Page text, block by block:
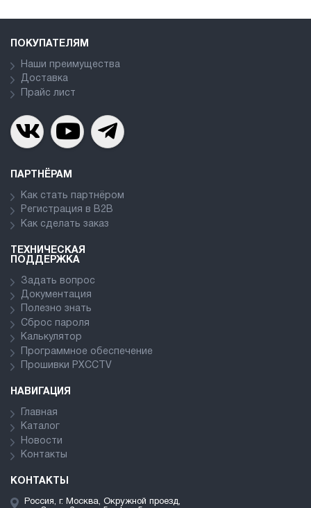
ПОКУПАТЕЛЯМ
Наши преимущества
Доставка
Прайс лист
ПАРТНЁРАМ
Как стать партнёром
Регистрация в В2В
Как сделать заказ
ТЕХНИЧЕСКАЯ
ПОДДЕРЖКА
Задать вопрос
Документация
Полезно знать
Сброс пароля
Калькулятор
Программное обеспечение
Прошивки PXCCTV
НАВИГАЦИЯ
Главная
Каталог
Новости
Контакты
КОНТАКТЫ
Россия, г. Москва, Окружной проезд,